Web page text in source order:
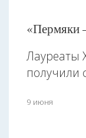
«Пермяки
Лауреаты
получили
9 июня